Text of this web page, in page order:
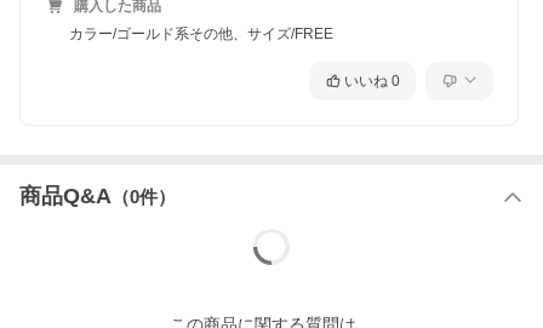
購入した商品
カラー/ゴールド系その他、サイズ/FREE
いいね 0
商品Q&A （0件）